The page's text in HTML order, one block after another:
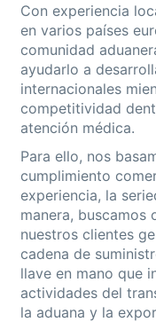
Con experiencia
en varios países
comunidad
ayudarlo a
internacionales
competitividad
atención médica.
Para ello, nos
cumplimiento
experiencia, la
manera, buscamos
nuestros clientes
cadena de
llave en mano que
actividades del
la aduana y la